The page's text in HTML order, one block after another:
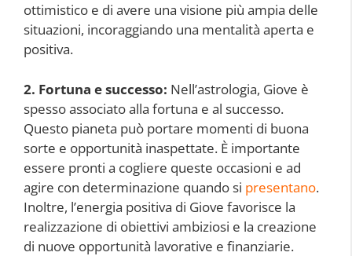
ottimistico e di avere una visione più ampia delle
situazioni, incoraggiando una mentalità aperta e
positiva.
2. Fortuna e successo: Nell’astrologia, Giove è
spesso associato alla fortuna e al successo.
Questo pianeta può portare momenti di buona
sorte e opportunità inaspettate. È importante
essere pronti a cogliere queste occasioni e ad
agire con determinazione quando si presentano.
Inoltre, l’energia positiva di Giove favorisce la
realizzazione di obiettivi ambiziosi e la creazione
di nuove opportunità lavorative e finanziarie.